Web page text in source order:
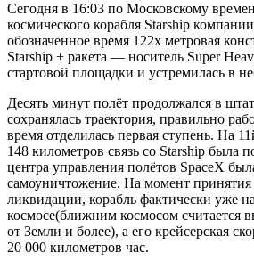
Сегодня в 16:03 по Московскому
космического корабля Starship
обозначенное время 122х метровая
Starship + ракета — носитель Super
стартовой площадки и устремилась в
Десять минут полёт продолжался в
сохранялась траектория, правильно
время отделилась первая ступень. На
148 километров связь со Starship была
центра управления полётов SpaceX
самоуничтожение. На момент
ликвидации, корабль фактически уже
космосе(ближним космосом считается
от Земли и более), а его крейсерская
20 000 километров час.